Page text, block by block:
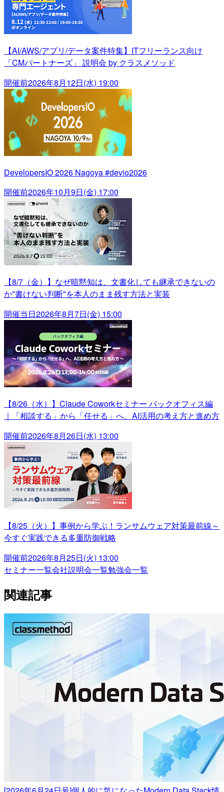
【AI/AWS/アプリ/データ案件特集】ITフリーランス向け
「CMパートナーズ」 説明会 by クラスメソッド
開催前2026年8月12日(水) 19:00
DevelopersIO 2026 Nagoya #devio2026
開催前2026年10月9日(金) 17:00
【8/7（金）】なぜ暗黙知は、文書化しても継承できないの
か"書けない判断"を本人のまま残す方法と実装
開催当日2026年8月7日(金) 15:00
【8/26（水）】Claude Coworkセミナー バックオフィス編
｜「相談する」から「任せる」へ、AI活用の考え方と進め方
開催前2026年8月26日(水) 13:00
【8/25（火）】事例から学ぶ！ランサムウェア対策最前線～
今すぐ実践できる多重防御戦略
開催前2026年8月25日(火) 13:00
セミナー一覧会社説明会一覧勉強会一覧
関連記事